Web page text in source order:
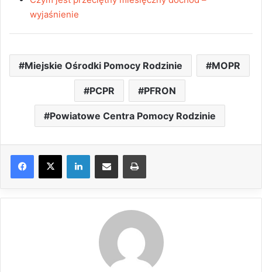
wyjaśnienie
Miejskie Ośrodki Pomocy Rodzinie MOPR
PCPR PFRON
Powiatowe Centra Pomocy Rodzinie